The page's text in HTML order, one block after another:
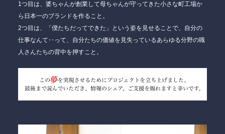
1つ目は、婆ちゃんが創業して母ちゃんが守ってきた小さな町工場か
ら日本一のブランドを作ること。
2つ目は、「僕たちだってできた」という姿を見せることで、自分の
仕事なんて‥って、自分たちの価値を見失っているあらゆる分野の職
人さんたちの背中を押すこと。